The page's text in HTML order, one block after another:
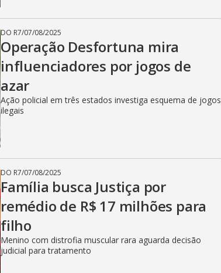
DO R7/07/08/2025
Operação Desfortuna mira
influenciadores por jogos de
azar
Ação policial em três estados investiga esquema de jogos
ilegais
DO R7/07/08/2025
Família busca Justiça por
remédio de R$ 17 milhões para
filho
Menino com distrofia muscular rara aguarda decisão
judicial para tratamento